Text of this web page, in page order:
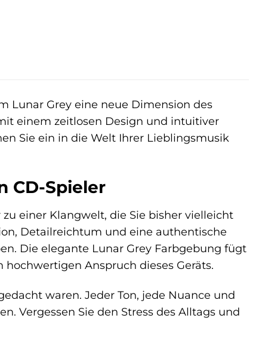
Lunar Grey eine neue Dimension des
einem zeitlosen Design und intuitiver
Sie ein in die Welt Ihrer Lieblingsmusik
CD-Spieler
einer Klangwelt, die Sie bisher vielleicht
Detailreichtum und eine authentische
Die elegante Lunar Grey Farbgebung fügt
Anspruch dieses Geräts.
waren. Jeder Ton, jede Nuance und
Vergessen Sie den Stress des Alltags und